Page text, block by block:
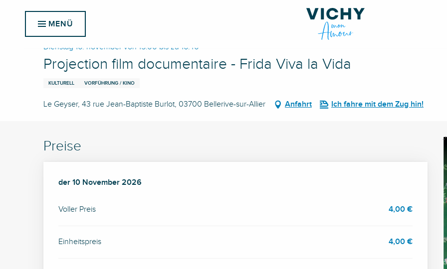
MENÜ
Startseite Projection film documentaire - Frida Viva la Vida
Dienstag 10. november von 15:00 bis zu 16:40
Projection film documentaire - Frida Viva la Vida
KULTURELL VORFÜHRUNG / KINO
Le Geyser, 43 rue Jean-Baptiste Burlot, 03700 Bellerive-sur-Allier Anfahrt Ich fahre mit dem Zug hin!
Preise
der 10 November 2026
der 10 November 2026
Voller Preis 4,00 €
Einheitspreis 4,00 €